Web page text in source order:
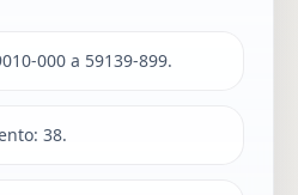
000 a 59139-899.
38.